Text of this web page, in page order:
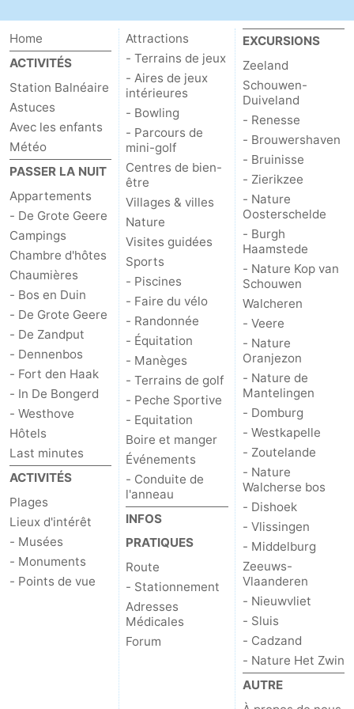
jeux
de
jeux
intérieures
Bowling
-
Parcours
de
mini-
golf
Centres
de
bien-
être
Villages
&
villes
Nature
Visites
guidées
Sports
-
Piscines
-
Faire
du
vélo
Randonnée
Équitation
-
Manèges
-
Terrains
de
golf
-
Peche
Sportive
-
Equitation
Conduite
de
Boire
Home
ACTIVITÉS
Station Balnéaire
Astuces
Avec les enfants
Météo
PASSER LA NUIT
Appartements
- De Grote Geere
Campings
Chambre d'hôtes
Chaumières
- Bos en Duin
- De Grote Geere
- De Zandput
- Dennenbos
- Fort den Haak
- In De Bongerd
- Westhove
Hôtels
Last minutes
ACTIVITÉS
Plages
Lieux d'intérêt
- Musées
- Monuments
- Points de vue
Attractions
- Terrains de jeux
- Aires de jeux
intérieures
- Bowling
- Parcours de
mini-golf
Centres de bien-
être
Villages & villes
Nature
Visites guidées
Sports
- Piscines
- Faire du vélo
- Randonnée
- Équitation
- Manèges
- Terrains de golf
- Peche Sportive
- Equitation
Boire et manger
Événements
- Conduite de
l'anneau
INFOS
PRATIQUES
Route
- Stationnement
Adresses
Médicales
Forum
EXCURSIONS
Zeeland
Schouwen-
Duiveland
- Renesse
- Brouwershaven
- Bruinisse
- Zierikzee
- Nature
Oosterschelde
- Burgh
Haamstede
- Nature Kop van
Schouwen
Walcheren
- Veere
- Nature
Oranjezon
- Nature de
Mantelingen
- Domburg
- Westkapelle
- Zoutelande
- Nature
Walcherse bos
- Dishoek
- Vlissingen
- Middelburg
Zeeuws-
Vlaanderen
- Nieuwvliet
- Sluis
- Cadzand
- Nature Het Zwin
AUTRE